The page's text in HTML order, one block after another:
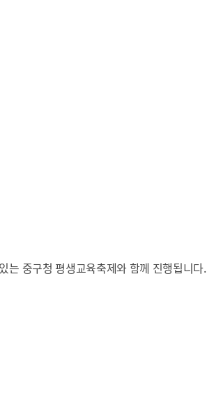
는 중구청 평생교육축제와 함께 진행됩니다.